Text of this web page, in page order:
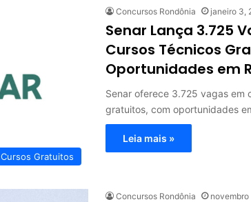
Cursos Gratuitos
Concursos Rondônia janeiro 3,
Senar Lança 3.725
Cursos Técnicos
Oportunidades em
Senar oferece 3.725 vagas em
gratuitos, com oportunidades
Leia mais »
Concursos Rondônia novembro